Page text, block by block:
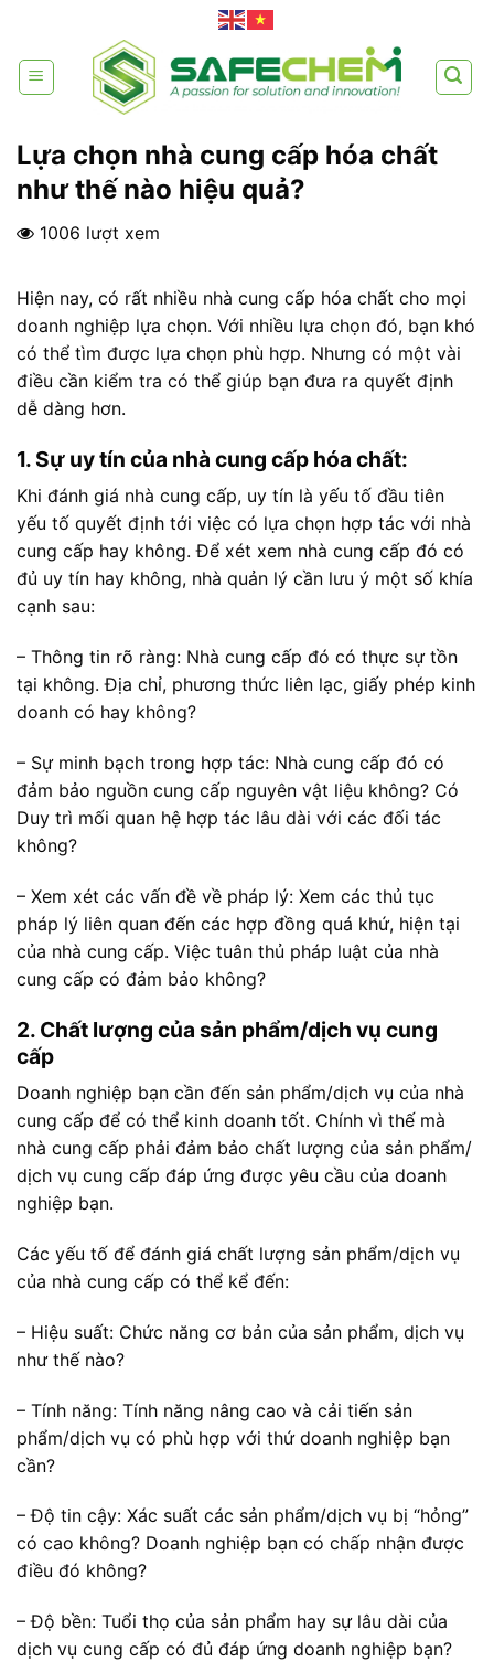
content
Lựa chọn nhà cung cấp hóa chất
như thế nào hiệu quả?
1006 lượt xem
Hiện nay, có rất nhiều nhà cung cấp hóa chất cho mọi
doanh nghiệp lựa chọn. Với nhiều lựa chọn đó, bạn khó
có thể tìm được lựa chọn phù hợp. Nhưng có một vài
điều cần kiểm tra có thể giúp bạn đưa ra quyết định
dễ dàng hơn.
1. Sự uy tín của nhà cung cấp hóa chất:
Khi đánh giá nhà cung cấp, uy tín là yếu tố đầu tiên
yếu tố quyết định tới việc có lựa chọn hợp tác với nhà
cung cấp hay không. Để xét xem nhà cung cấp đó có
đủ uy tín hay không, nhà quản lý cần lưu ý một số khía
cạnh sau:
– Thông tin rõ ràng: Nhà cung cấp đó có thực sự tồn
tại không. Địa chỉ, phương thức liên lạc, giấy phép kinh
doanh có hay không?
– Sự minh bạch trong hợp tác: Nhà cung cấp đó có
đảm bảo nguồn cung cấp nguyên vật liệu không? Có
Duy trì mối quan hệ hợp tác lâu dài với các đối tác
không?
– Xem xét các vấn đề về pháp lý: Xem các thủ tục
pháp lý liên quan đến các hợp đồng quá khứ, hiện tại
của nhà cung cấp. Việc tuân thủ pháp luật của nhà
cung cấp có đảm bảo không?
2. Chất lượng của sản phẩm/dịch vụ cung
cấp
Doanh nghiệp bạn cần đến sản phẩm/dịch vụ của nhà
cung cấp để có thể kinh doanh tốt. Chính vì thế mà
nhà cung cấp phải đảm bảo chất lượng của sản phẩm/
dịch vụ cung cấp đáp ứng được yêu cầu của doanh
nghiệp bạn.
Các yếu tố để đánh giá chất lượng sản phẩm/dịch vụ
của nhà cung cấp có thể kể đến:
– Hiệu suất: Chức năng cơ bản của sản phẩm, dịch vụ
như thế nào?
– Tính năng: Tính năng nâng cao và cải tiến sản
phẩm/dịch vụ có phù hợp với thứ doanh nghiệp bạn
cần?
– Độ tin cậy: Xác suất các sản phẩm/dịch vụ bị “hỏng”
có cao không? Doanh nghiệp bạn có chấp nhận được
điều đó không?
– Độ bền: Tuổi thọ của sản phẩm hay sự lâu dài của
dịch vụ cung cấp có đủ đáp ứng doanh nghiệp bạn?